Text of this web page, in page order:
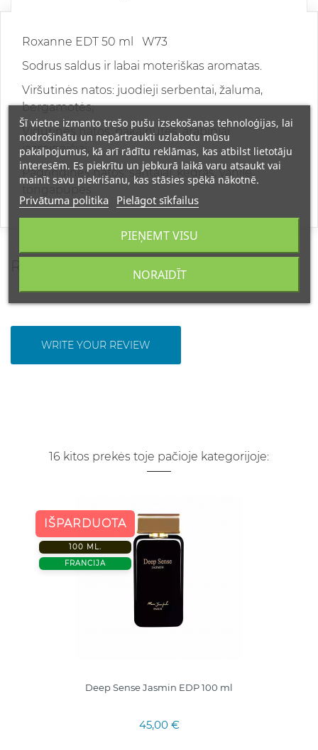
Roxanne EDT 50 ml W73
Sodrus saldus ir labai moteriškas aromatas.
Viršutinės natos: juodieji serbentai, žaluma,
bergamotės;
Vidurinės natos: pakalnutės, arabiniai
jazminaičiai;
Pagrindinės natos: santalai, kedras, vanilė,
tongapupės.
WRITE YOUR REVIEW
16 kitos prekės toje pačioje kategorijoje:
IŠPARDUOTA
100 ML.
FRANCIJA
Deep Sense Jasmin EDP 100 ml
45,00 €
Šī vietne izmanto trešo pušu izsekošanas tehnoloģijas, lai
nodrošinātu un nepārtraukti uzlabotu mūsu
pakalpojumus, kā arī rādītu reklāmas, kas atbilst lietotāju
interesēm. Es piekrītu un jebkurā laikā varu atsaukt vai
mainīt savu piekrišanu, kas stāsies spēkā nākotnē.
Privātuma politika Pielāgot sīkfailus
NORAIDĪT
PIEŅEMT VISU